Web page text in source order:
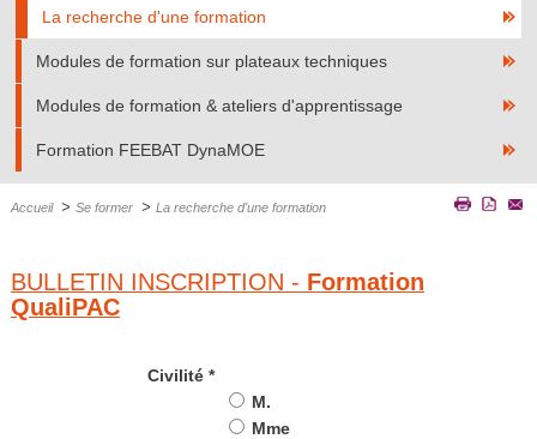
La recherche d'une formation
Modules de formation sur plateaux techniques
Modules de formation & ateliers d'apprentissage
Formation FEEBAT DynaMOE
Accueil > Se former > La recherche d'une formation
BULLETIN INSCRIPTION - Formation
QualiPAC
Civilité *
M.
Mme